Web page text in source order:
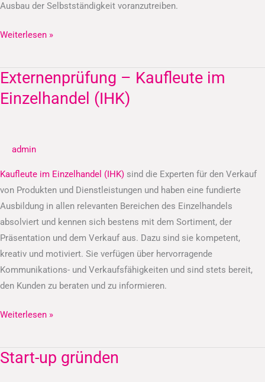
Ausbau der Selbstständigkeit voranzutreiben.
Weiterlesen »
Externenprüfung – Kaufleute im
Einzelhandel (IHK)
admin
Kaufleute im Einzelhandel (IHK) sind die Experten für den Verkauf
von Produkten und Dienstleistungen und haben eine fundierte
Ausbildung in allen relevanten Bereichen des Einzelhandels
absolviert und kennen sich bestens mit dem Sortiment, der
Präsentation und dem Verkauf aus. Dazu sind sie kompetent,
kreativ und motiviert. Sie verfügen über hervorragende
Kommunikations- und Verkaufsfähigkeiten und sind stets bereit,
den Kunden zu beraten und zu informieren.
Externenprüfung
–
Kaufleute
(IHK)
Weiterlesen »
Start-up gründen
Start-